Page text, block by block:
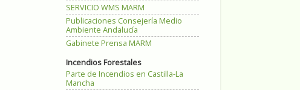
SERVICIO WMS MARM
Publicaciones Consejería Medio
Ambiente Andalucía
Gabinete Prensa MARM
Incendios Forestales
Parte de Incendios en Castilla-La
Mancha